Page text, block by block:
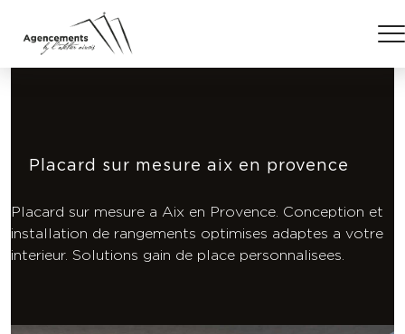
Placard sur mesure aix en provence
Placard sur mesure a Aix en Provence. Conception et
installation de rangements optimises adaptes a votre
interieur. Solutions gain de place personnalisees.